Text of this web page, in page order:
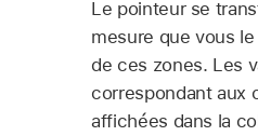
Le pointeur se
mesure que vous
de ces zones. Les
correspondant aux
affichées dans la